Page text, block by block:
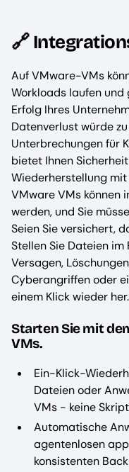
🔗
Auf VMware-VMs
Workloads laufen
Erfolg Ihres
Datenverlust würde
Unterbrechungen für
bietet Ihnen
Wiederherstellung mit
VMware VMs können
werden, und Sie
Seien Sie versichert,
Stellen Sie Dateien
Versagen,
Cyberangriffen oder
einem Klick wieder her.
Starten Sie mit
VMs.
Ein-Klick-
Dateien oder
VMs - keine
Automatische
agentenlosen
konsistenten